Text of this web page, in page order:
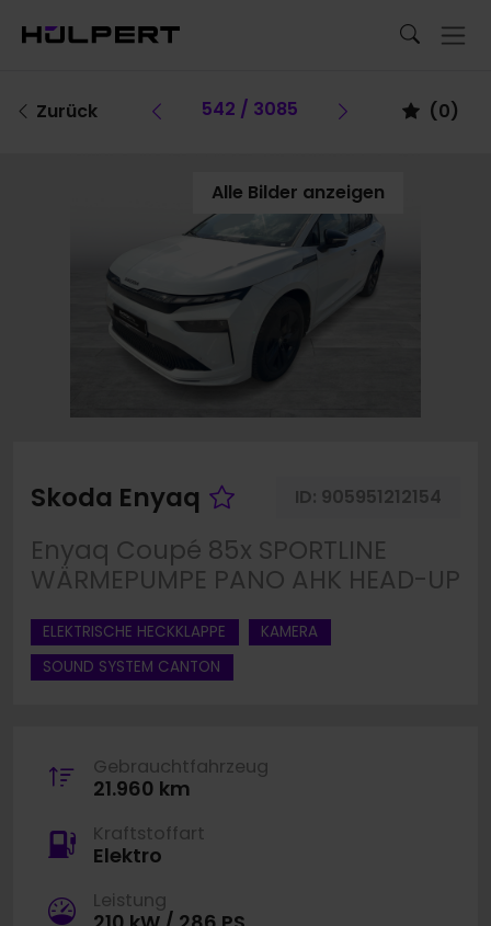
Zurück Vorheriges Fahrzeug
542 / 3085 Vorheriges
(0)
Alle Bilder anzeigen
Skoda Enyaq Fahrzeug merken
ID: 905951212154
Enyaq Coupé 85x SPORTLINE
WÄRMEPUMPE PANO AHK HEAD-UP
ELEKTRISCHE HECKKLAPPE
KAMERA
SOUND SYSTEM CANTON
Gebrauchtfahrzeug
21.960 km
Kraftstoffart
Elektro
Leistung